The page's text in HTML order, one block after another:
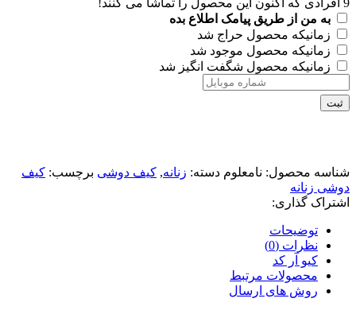
به من از طریق پیامک اطلاع بده
زمانیکه محصول حراج شد
زمانیکه محصول موجود شد
زمانیکه محصول شگفت انگیز شد
ثبت
شناسه محصول: نامعلوم دسته: زنانه, کیف دوشی برچسب: کیف
دوشی زنانه
اشتراک گذاری:
توضیحات
نظرات (0)
کیو آر کد
محصولات مرتبط
روش های ارسال